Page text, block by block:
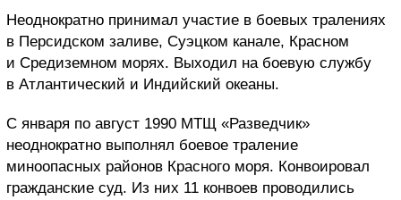
Неоднократно принимал участие в боевых тралениях
в Персидском заливе, Суэцком канале, Красном
и Средиземном морях. Выходил на боевую службу
в Атлантический и Индийский океаны.
С января по август 1990 МТЩ «Разведчик»
неоднократно выполнял боевое траление
миноопасных районов Красного моря. Конвоировал
гражданские суд. Из них 11 конвоев проводились